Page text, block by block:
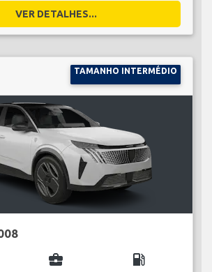
VER DETALHES...
TAMANHO INTERMÉDIO
business_center local_gas_station